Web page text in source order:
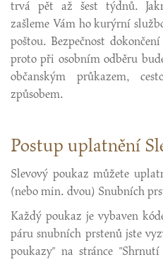
trvá pět až šest týdnů.
zašleme Vám ho kurýrní
poštou. Bezpečnost
proto při osobním odběru
občanským průkazem,
způsobem.
Postup uplatnění
Slevový poukaz můžete
(nebo min. dvou) Snubních
Každý poukaz je vybaven
páru snubních prstenů jste
poukazy" na stránce